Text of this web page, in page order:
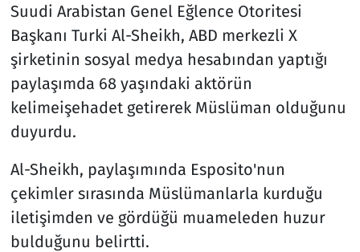
Suudi Arabistan Genel Eğlence Otoritesi
Başkanı Turki Al-Sheikh, ABD merkezli X
şirketinin sosyal medya hesabından yaptığı
paylaşımda 68 yaşındaki aktörün
kelimeişehadet getirerek Müslüman olduğunu
duyurdu.
Al-Sheikh, paylaşımında Esposito'nun
çekimler sırasında Müslümanlarla kurduğu
iletişimden ve gördüğü muameleden huzur
bulduğunu belirtti.
Spor
Teknoloji ve Bilim
Televizyon